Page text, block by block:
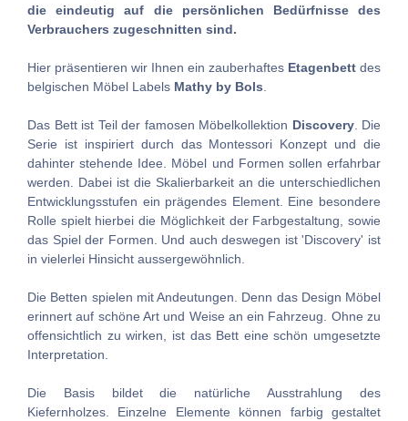
die eindeutig auf die persönlichen Bedürfnisse des
Verbrauchers zugeschnitten sind.
Hier präsentieren wir Ihnen ein zauberhaftes Etagenbett des
belgischen Möbel Labels Mathy by Bols.
Das Bett ist Teil der famosen Möbelkollektion Discovery. Die
Serie ist inspiriert durch das Montessori Konzept und die
dahinter stehende Idee. Möbel und Formen sollen erfahrbar
werden. Dabei ist die Skalierbarkeit an die unterschiedlichen
Entwicklungsstufen ein prägendes Element. Eine besondere
Rolle spielt hierbei die Möglichkeit der Farbgestaltung, sowie
das Spiel der Formen. Und auch deswegen ist 'Discovery' ist
in vielerlei Hinsicht aussergewöhnlich.
Die Betten spielen mit Andeutungen. Denn das Design Möbel
erinnert auf schöne Art und Weise an ein Fahrzeug. Ohne zu
offensichtlich zu wirken, ist das Bett eine schön umgesetzte
Interpretation.
Die Basis bildet die natürliche Ausstrahlung des
Kiefernholzes. Einzelne Elemente können farbig gestaltet